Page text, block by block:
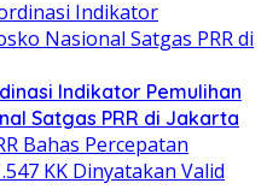
Indikator Pemulihan
Satgas PRR di Jakarta